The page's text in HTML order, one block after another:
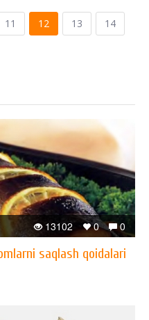
11 12 13
14
0
0
13102
saqlash qoidalari